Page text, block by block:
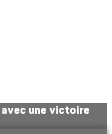
avec une victoire